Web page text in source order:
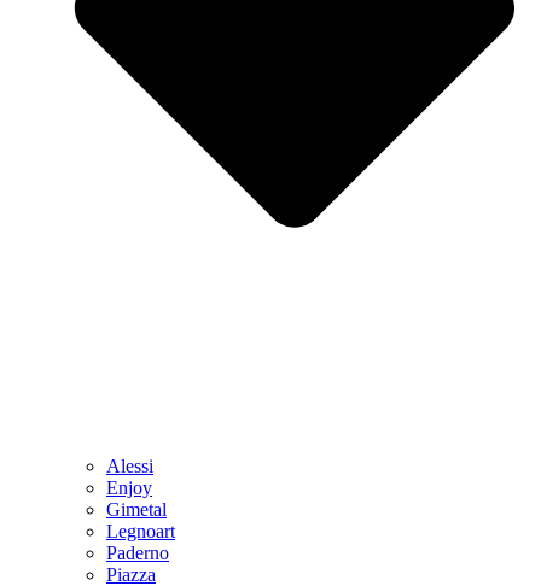
Alessi
Enjoy
Gimetal
Legnoart
Paderno
Piazza